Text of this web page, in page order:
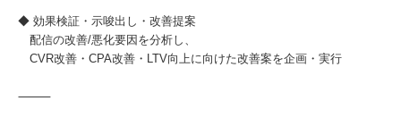
◆ 効果検証・示唆出し・改善提案
配信の改善/悪化要因を分析し、
CVR改善・CPA改善・LTV向上に向けた改善案を企画・実行
⸻